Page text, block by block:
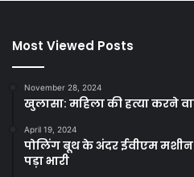
Most Viewed Posts
November 28, 2024
खुलासा: महिला की हत्या करने
April 19, 2024
पोलिंग बूथ के अंदर ईवीएम मशीन
पड़ा भारी